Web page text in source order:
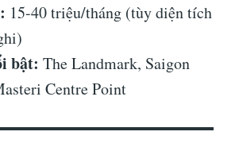
15-40 triệu/tháng (tùy diện tích
bật: The Landmark, Saigon
Centre Point